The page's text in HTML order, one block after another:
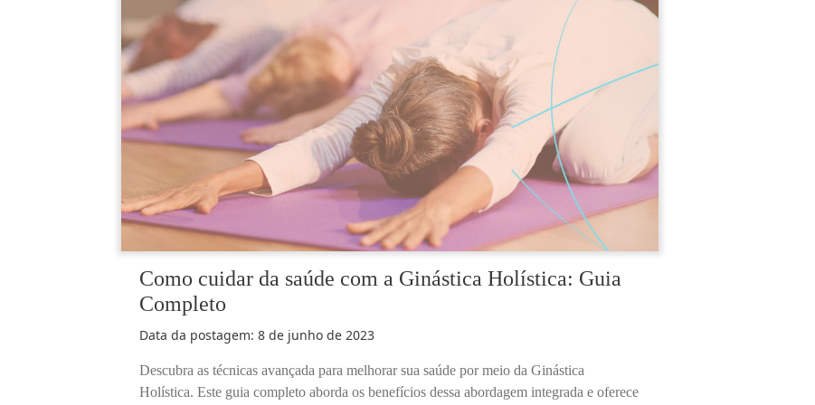
Como cuidar da saúde com a Ginástica Holística: Guia
Completo
Data da postagem: 8 de junho de 2023
Descubra as técnicas avançada para melhorar sua saúde por meio da Ginástica
Holística. Este guia completo aborda os benefícios dessa abordagem integrada e oferece